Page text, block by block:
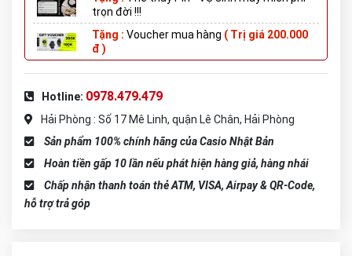
trọn đời !!!
Tặng : Voucher mua hàng ( Trị giá 200.000
đ )
Hotline: 0978.479.479
Hải Phòng : Số 17 Mê Linh, quận Lê Chân, Hải Phòng
Sản phẩm 100% chính hãng của Casio Nhật Bản
Hoàn tiền gấp 10 lần nếu phát hiện hàng giả, hàng nhái
Chấp nhận thanh toán thẻ ATM, VISA, Airpay & QR-Code,
hỗ trợ trả góp